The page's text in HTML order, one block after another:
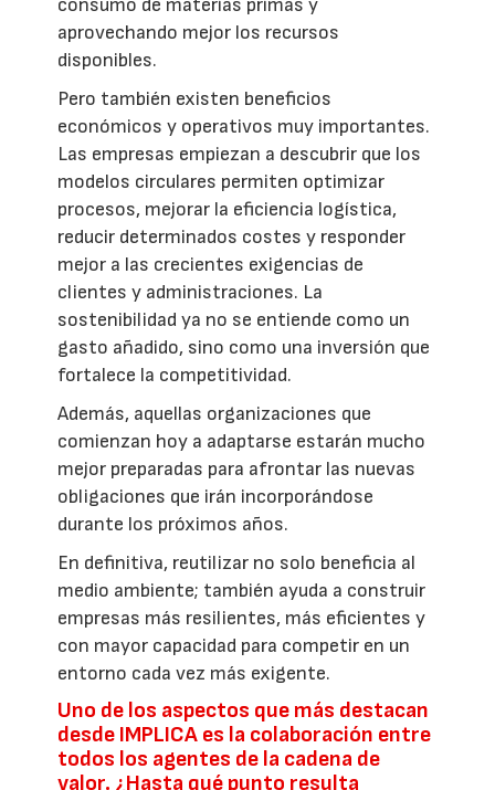
aprovechando mejor los recursos
disponibles.
Pero también existen beneficios
económicos y operativos muy importantes.
Las empresas empiezan a descubrir que los
modelos circulares permiten optimizar
procesos, mejorar la eficiencia logística,
reducir determinados costes y responder
mejor a las crecientes exigencias de
clientes y administraciones. La
sostenibilidad ya no se entiende como un
gasto añadido, sino como una inversión que
fortalece la competitividad.
Además, aquellas organizaciones que
comienzan hoy a adaptarse estarán mucho
mejor preparadas para afrontar las nuevas
obligaciones que irán incorporándose
durante los próximos años.
En definitiva, reutilizar no solo beneficia al
medio ambiente; también ayuda a construir
empresas más resilientes, más eficientes y
con mayor capacidad para competir en un
entorno cada vez más exigente.
Uno de los aspectos que más destacan
desde IMPLICA es la colaboración entre
todos los agentes de la cadena de
valor. ¿Hasta qué punto resulta